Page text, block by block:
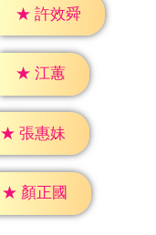
★ 許效舜
★ 江蕙
★ 張惠妹
★ 顏正國